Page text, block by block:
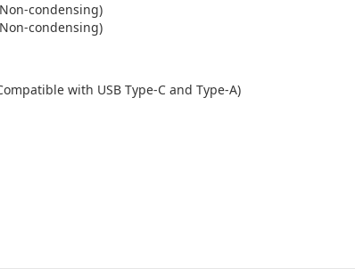
condensing)
condensing)
with USB Type-C and Type-A)